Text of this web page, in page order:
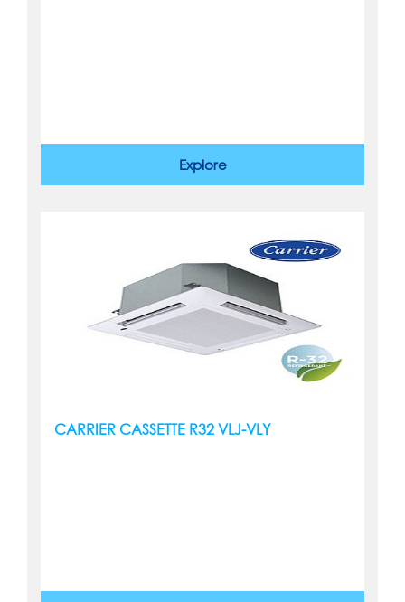
Explore
CARRIER CASSETTE R32 VLJ-VLY